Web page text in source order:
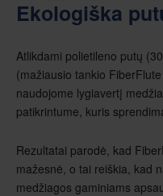
Ekologiška
Atlikdami polietileno putų
(mažiausio tankio
naudojome lygiavertį
patikrintume, kuris
Rezultatai parodė, kad
mažesnė, o tai reiškia, kad
medžiagos gaminiams